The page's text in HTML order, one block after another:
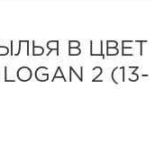
В ЦВЕТ
2 (13-